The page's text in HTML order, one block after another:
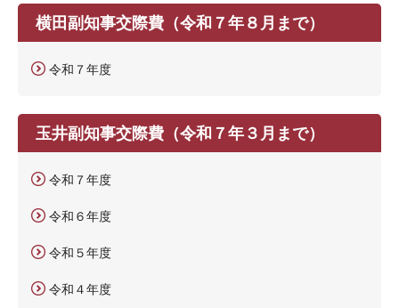
横田副知事交際費（令和７年８月まで）
令和７年度
玉井副知事交際費（令和７年３月まで）
令和７年度
令和６年度
令和５年度
令和４年度